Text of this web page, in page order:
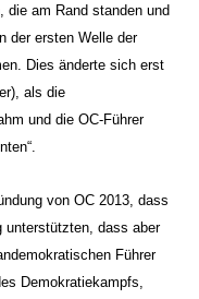
die am Rand standen und
der ersten Welle der
Dies änderte sich erst
als die
und die OC-Führer
von OC 2013, dass
unterstützten, dass aber
Führer
Demokratiekampfs,